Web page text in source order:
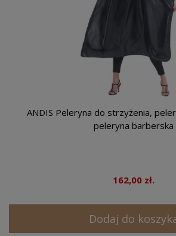
ANDIS Peleryna do strzyżenia,
peleryna barberska
162,00 zł.
Dodaj do